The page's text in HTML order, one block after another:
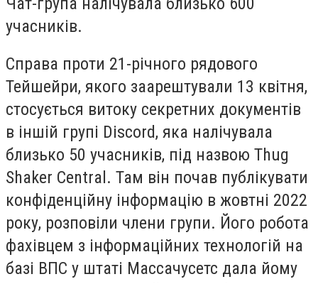
учасників.
Справа проти 21-річного рядового
Тейшейри, якого заарештували 13 квітня,
стосується витоку секретних документів
в іншій групі Discord, яка налічувала
близько 50 учасників, під назвою Thug
Shaker Central. Там він почав публікувати
конфіденційну інформацію в жовтні 2022
року, розповіли члени групи. Його робота
фахівцем з інформаційних технологій на
базі ВПС у штаті Массачусетс дала йому